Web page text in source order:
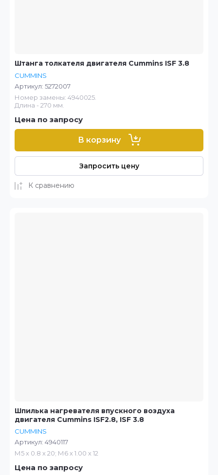
Штанга толкателя двигателя Cummins ISF 3.8
CUMMINS
Артикул: 5272007
Номер замены: 4940025.
Длина - 270 мм.
Цена по запросу
В корзину
Запросить цену
К сравнению
Шпилька нагревателя впускного воздуха
двигателя Cummins ISF2.8, ISF 3.8
CUMMINS
Артикул: 4940117
М5 х 0.8 х 20; М6 х 1.00 х 12
Цена по запросу